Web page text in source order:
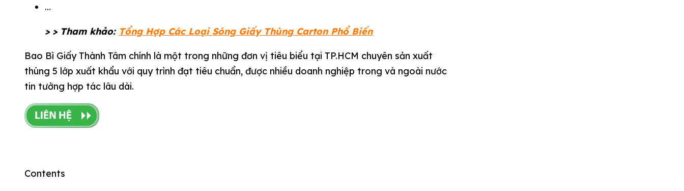
…
> > Tham khảo: Tổng Hợp Các Loại Sóng Giấy Thùng Carton Phổ Biến
Bao Bì Giấy Thành Tâm chính là một trong những đơn vị tiêu biểu tại TP.HCM chuyên sản xuất
thùng 5 lớp xuất khẩu với quy trình đạt tiêu chuẩn, được nhiều doanh nghiệp trong và ngoài nước
tin tưởng hợp tác lâu dài.
Contents